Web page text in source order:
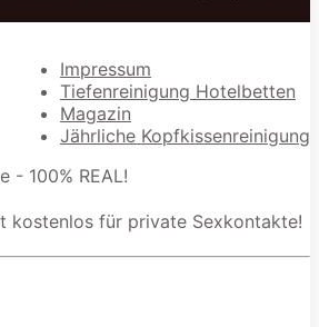
Impressum
Tiefenreinigung Hotelbetten
Magazin
Jährliche Kopfkissenreinigung
kostenlos für private Sexkontakte!